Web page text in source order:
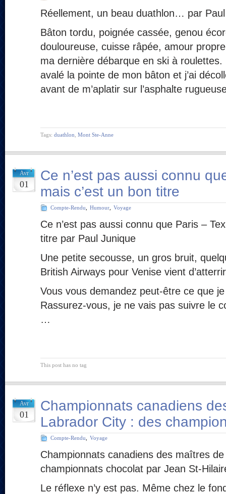
Réellement, un beau duathlon… par
Bâton tordu, poignée cassée, genou
douloureuse, cuisse râpée, amour
ma dernière débarque en ski à roulettes.
avalé la pointe de mon bâton et j’ai
avant de m’aplatir sur l’asphalte
Tags: duathlon Mont Ste-Anne
Avr
01
Ce n’est pas aussi connu
mais c’est un bon titre
Compte-Rendu Humour Voyage
Ce n’est pas aussi connu que Paris –
titre par Paul Junique
Une petite secousse, un gros bruit,
British Airways pour Venise vient
Vous vous demandez peut-être ce que
Rassurez-vous, je ne vais pas suivre le
…
This post has no tag
Avr
01
Championnats canadiens
Labrador City : des
Compte-Rendu Voyage
Championnats canadiens des maîtres
championnats chocolat par Jean St-
Le réflexe n’y est pas. Même chez le